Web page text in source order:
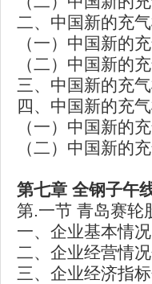
二、中国新的充
（一）中国新的
（二）中国新的
三、中国新的充
四、中国新的充
（一）中国新的
（二）中国新的
第七章 全钢子午
第.一节 青岛赛轮
一、企业基本情况
二、企业经营情
三、企业经济指